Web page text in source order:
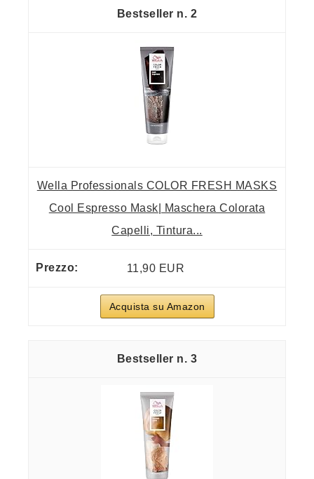
2
Wella Professionals COLOR FRESH MASKS
Cool Espresso Mask| Maschera Colorata
Capelli, Tintura...
11,90 EUR
Acquista su Amazon
3